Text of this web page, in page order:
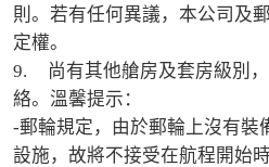
則。若有任何異議，本公司及
定權。
9.	尚有其他艙房及套房級別，詳情請與本公司職員聯
絡。溫馨提示：
-郵輪規定，由於郵輪上沒有裝
設施，故將不接受在航程開始